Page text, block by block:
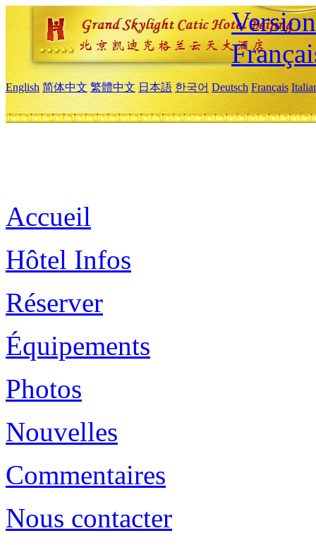
English 简体中文 繁體中文 日本語 한국어 Deutsch Français
Accueil
Hôtel Infos
Réserver
Équipements
Photos
Nouvelles
Commentaires
Nous contacter